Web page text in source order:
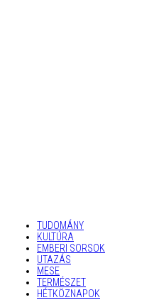
TUDOMÁNY
KULTÚRA
EMBERI SORSOK
UTAZÁS
MESE
TERMÉSZET
HÉTKÖZNAPOK